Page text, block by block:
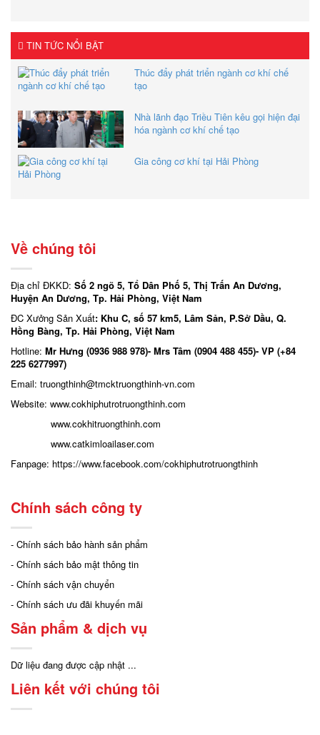
TIN TỨC NỔI BẬT
Thúc đẩy phát triển ngành cơ khí chế
tạo
Nhà lãnh đạo Triều Tiên kêu gọi hiện đại
hóa ngành cơ khí chế tạo
Gia công cơ khí tại Hải Phòng
Về chúng tôi
Địa chỉ ĐKKD: Số 2 ngõ 5, Tổ Dân Phố 5, Thị Trấn An Dương,
Huyện An Dương, Tp. Hải Phòng, Việt Nam
ĐC Xưởng Sản Xuất: Khu C, số 57 km5, Lâm Sản, P.Sở Dầu, Q.
Hồng Bàng, Tp. Hải Phòng, Việt Nam
Hotline: Mr Hưng (0936 988 978)- Mrs Tâm (0904 488 455)- VP (+84
225 6277997)
Email: truongthinh@tmcktruongthinh-vn.com
Website: www.cokhiphutrotruongthinh.com
www.cokhitruongthinh.com
www.catkimloailaser.com
Fanpage: https://www.facebook.com/cokhiphutrotruongthinh
Chính sách công ty
- Chính sách bảo hành sản phẩm
- Chính sách bảo mật thông tin
- Chính sách vận chuyển
- Chính sách ưu đãi khuyến mãi
Sản phẩm & dịch vụ
Dữ liệu đang được cập nhật ...
Liên kết với chúng tôi